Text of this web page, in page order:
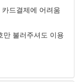
드결제에 어려움
만 불러주셔도 이용